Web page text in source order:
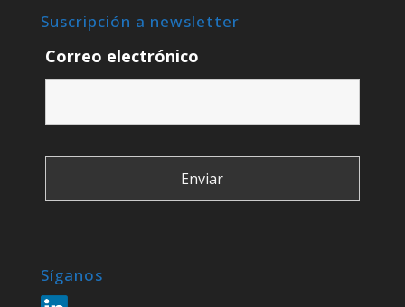
Suscripción a newsletter
Correo electrónico
Síganos